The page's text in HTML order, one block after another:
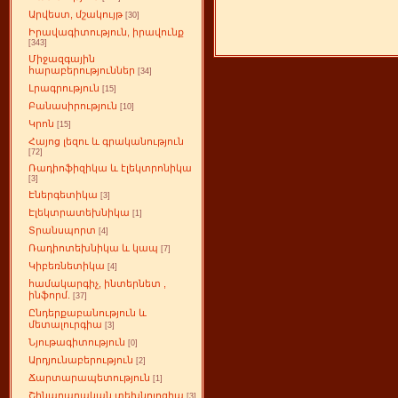
Արվեստ, մշակույթ [30]
Իրավագիտություն, իրավունք
[343]
Միջազգային
հարաբերություններ [34]
Լրագրություն [15]
Բանասիրություն [10]
Կրոն [15]
Հայոց լեզու և գրականություն
[72]
Ռադիոֆիզիկա և էլեկտրոնիկա
[3]
Էներգետիկա [3]
Էլեկտրատեխնիկա [1]
Տրանսպորտ [4]
Ռադիոտեխնիկա և կապ [7]
Կիբեռնետիկա [4]
համակարգիչ, ինտերնետ ,
ինֆորմ.
[37]
Ընդերքաբանություն և
մետալուրգիա [3]
Նյութագիտություն [0]
Արդյունաբերություն [2]
Ճարտարապետություն [1]
Շինարարական տեխնոլոգիա [3]